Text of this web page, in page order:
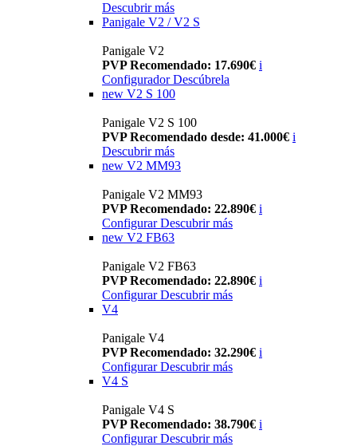
Descubrir más
Panigale V2 / V2 S
Panigale V2
PVP Recomendado: 17.690€ i
Configurador Descúbrela
new V2 S 100
Panigale V2 S 100
PVP Recomendado desde: 41.000€ i
Descubrir más
new V2 MM93
Panigale V2 MM93
PVP Recomendado: 22.890€ i
Configurar Descubrir más
new V2 FB63
Panigale V2 FB63
PVP Recomendado: 22.890€ i
Configurar Descubrir más
V4
Panigale V4
PVP Recomendado: 32.290€ i
Configurar Descubrir más
V4 S
Panigale V4 S
PVP Recomendado: 38.790€ i
Configurar Descubrir más